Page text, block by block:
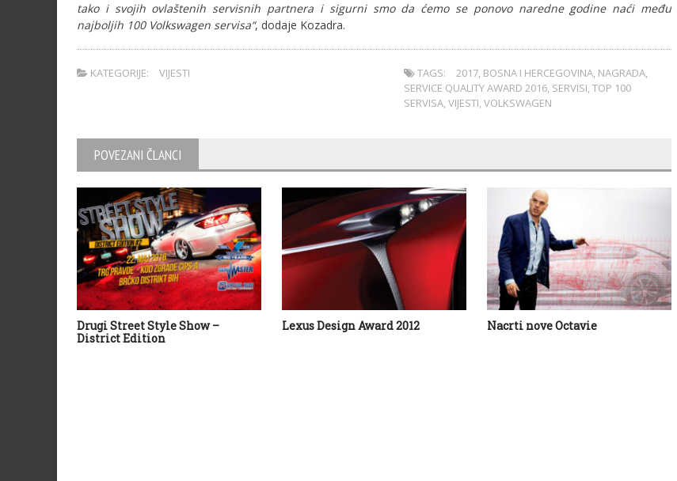
tako i svojih ovlaštenih servisnih partnera i sigurni smo da ćemo se ponovo naredne godine naći među
najboljih 100 Volkswagen servisa“, dodaje Kozadra.
KATEGORIJE: VIJESTI TAGS: 2017, BOSNA I HERCEGOVINA, NAGRADA,
SERVICE QUALITY AWARD 2016, SERVISI,TOP 100
SERVISA,VIJESTI,VOLKSWAGEN
POVEZANI ČLANCI
Drugi Street Style Show –
District Edition
Lexus Design Award 2012 Nacrti nove Octavie